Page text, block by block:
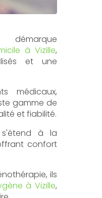
à Vizille,
et une
médicaux,
gamme de
et fiabilité.
s'étend à la
confort
ils
à Vizille,